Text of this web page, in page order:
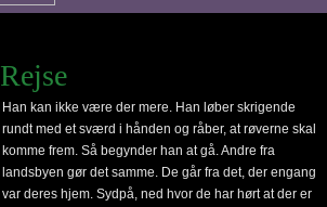
Rejse
n
Han kan ikke være der mere. Han løber skrigende
rundt med et sværd i hånden og råber, at røverne skal
komme frem. Så begynder han at gå. Andre fra
landsbyen gør det samme. De går fra det, der engang
var deres hjem. Sydpå, ned hvor de har hørt at der er